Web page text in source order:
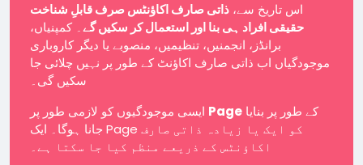
اس تاریخ سے، ذاتی صارف اکاؤنٹس صرف قابلِ شناخت
حقیقی افراد ہی بنا اور استعمال کر سکیں گے۔ کمپنیاں،
برانڈز، انجمنیں، تنظیمیں، منصوبے یا دیگر کاروباری
موجودگیاں اب ذاتی صارف اکاؤنٹ کے طور پر نہیں چلائی جا
سکیں گی۔
Page
جانا ہوگا۔ ایک Page کو ایک یا زیادہ ذاتی صارف
اکاؤنٹس کے ذریعے منظم کیا جا سکتا ہے۔